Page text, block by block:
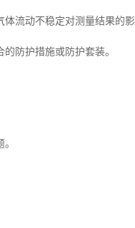
流动不稳定对测量结果的影
防护措施或防护套装。